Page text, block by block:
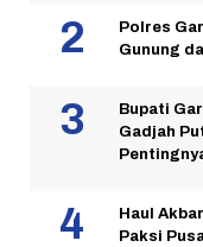
Polres
Gunung
Bupati
Gadjah
Haul
Paksi